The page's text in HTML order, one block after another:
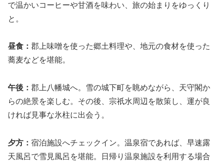
で温かいコーヒーや甘酒を味わい、旅の始まりをゆっくり
と。
昼食： 郡上味噌を使った郷土料理や、地元の食材を使った
蕎麦などを堪能。
午後： 郡上八幡城へ。雪の城下町を眺めながら、天守閣か
らの絶景を楽しむ。その後、宗祇水周辺を散策し、運が良
ければ見事な氷柱に出会う。
夕方： 宿泊施設へチェックイン。温泉宿であれば、早速露
天風呂で雪見風呂を堪能。日帰り温泉施設を利用する場合